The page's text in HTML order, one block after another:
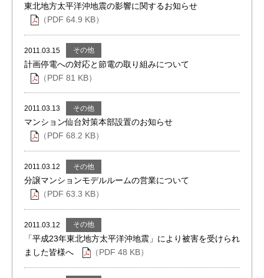
東北地方太平洋沖地震の影響に関するお知らせ
（PDF 64.9 KB）
2011.03.15 その他
計画停電への対応と節電の取り組みについて
（PDF 81 KB）
2011.03.13 その他
マンション仙台対策本部設置のお知らせ
（PDF 68.2 KB）
2011.03.12 その他
分譲マンションモデルルームの営業について
（PDF 63.3 KB）
2011.03.12 その他
「平成23年東北地方太平洋沖地震」により被害を受けられ
ました皆様へ
（PDF 48 KB）